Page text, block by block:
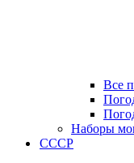
Все
Наборы
СССР